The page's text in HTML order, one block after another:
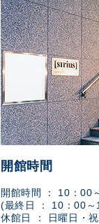
開館時間
開館時間 ： 10：00
(最終日 ： 10：00～
休館日 ： 日曜日・